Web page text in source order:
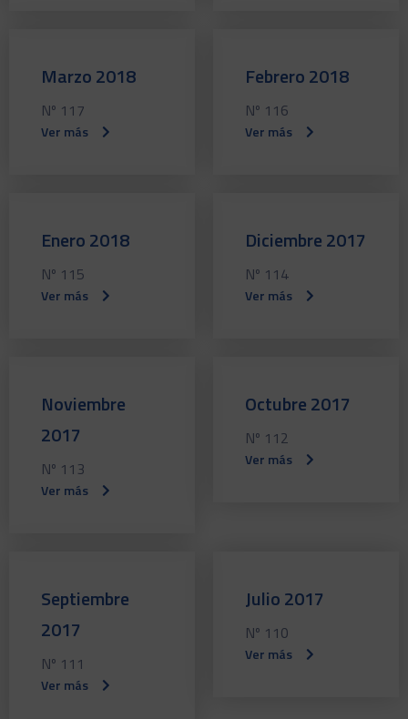
Marzo 2018
Nº 117
Ver más
Febrero 2018
Nº 116
Ver más
Enero 2018
Nº 115
Ver más
Diciembre 2017
Nº 114
Ver más
Noviembre
2017
Nº 113
Ver más
Octubre 2017
Nº 112
Ver más
Septiembre
2017
Nº 111
Ver más
Julio 2017
Nº 110
Ver más